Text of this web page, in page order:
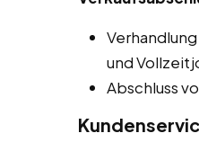
und
Abschluss